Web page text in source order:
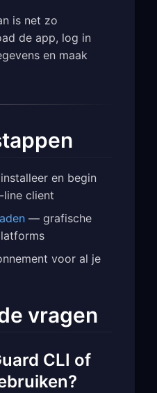
is net zo
de app, log in
en maak
en begin
line client
— grafische
voor al je
vragen
CLI of